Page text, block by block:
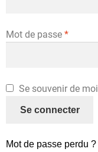
Mot de passe *
A
r
Se souvenir de moi
Se connecter
Mot de passe perdu ?